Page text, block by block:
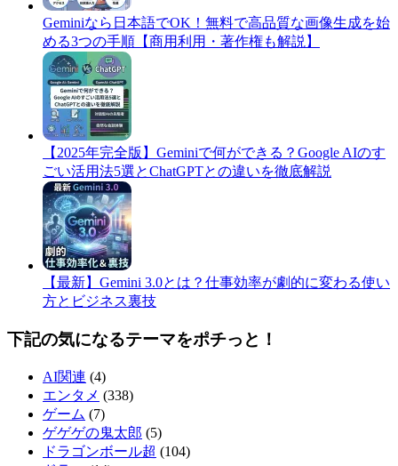
Geminiなら日本語でOK！無料で高品質な画像生成を始
める3つの手順【商用利用・著作権も解説】
​【2025年完全版】Geminiで何ができる？Google AIのす
ごい活用法5選とChatGPTとの違いを徹底解説
​【最新】Gemini 3.0とは？仕事効率が劇的に変わる使い
方とビジネス裏技
下記の気になるテーマをポチっと！
AI関連 (4)
エンタメ (338)
ゲーム (7)
ゲゲゲの鬼太郎 (5)
ドラゴンボール超 (104)